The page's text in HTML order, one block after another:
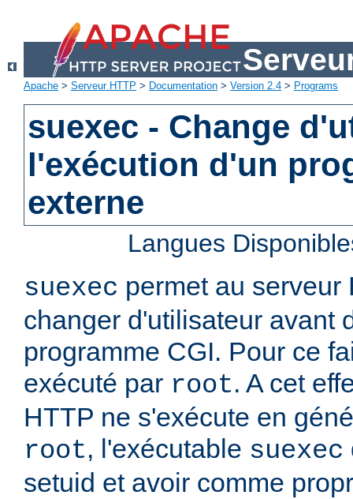
Apache > Serveur HTTP > Documentation > Version 2.4 > Programs
suexec - Change
l'exécution d'un
externe
Langues
suexec permet au serveur
changer d'utilisateur avant
programme CGI. Pour ce
exécuté par root. A cet
HTTP ne s'exécute en
root, l'exécutable suexec
setuid et avoir comme